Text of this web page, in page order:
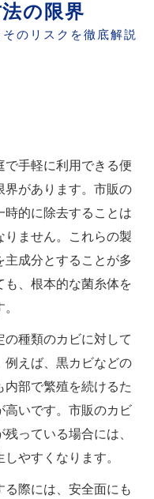
の限界
のリスクを徹底解説
で手軽に利用できる便
界があります。市販の
時的に除去することは
りません。これらの製
主成分とすることが多
も、根本的な菌糸体を
の種類のカビに対して
例えば、黒カビなどの
部で繁殖を続けるた
高いです。市販のカビ
っている場合には、
やすくなります。
る際には、安全面にも